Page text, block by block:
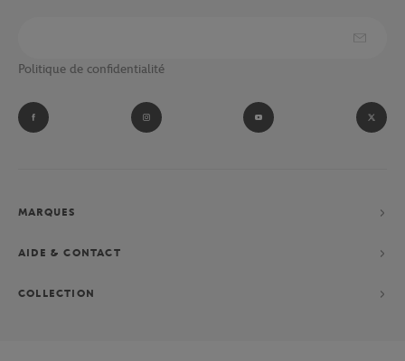
Politique de confidentialité
MARQUES
AIDE & CONTACT
COLLECTION